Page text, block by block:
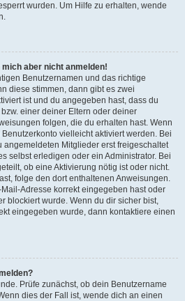
wurden. Um Hilfe zu erhalten, wende
aber nicht anmelden!
Benutzernamen und das richtige
diese stimmen, dann gibt es zwei
ist und du angegeben hast, dass du
einer deiner Eltern oder deiner
folgen, die du erhalten hast. Wenn
vielleicht aktiviert werden. Bei
Mitglieder erst freigeschaltet
selbst erledigen oder ein Administrator. Bei
ob eine Aktivierung nötig ist oder nicht.
folge den dort enthaltenen Anweisungen.
Adresse korrekt eingegeben hast oder
blockiert wurde. Wenn du dir sicher bist,
eingegeben wurde, dann kontaktiere einen
Prüfe zunächst, ob dein Benutzername
dies der Fall ist, wende dich an einen